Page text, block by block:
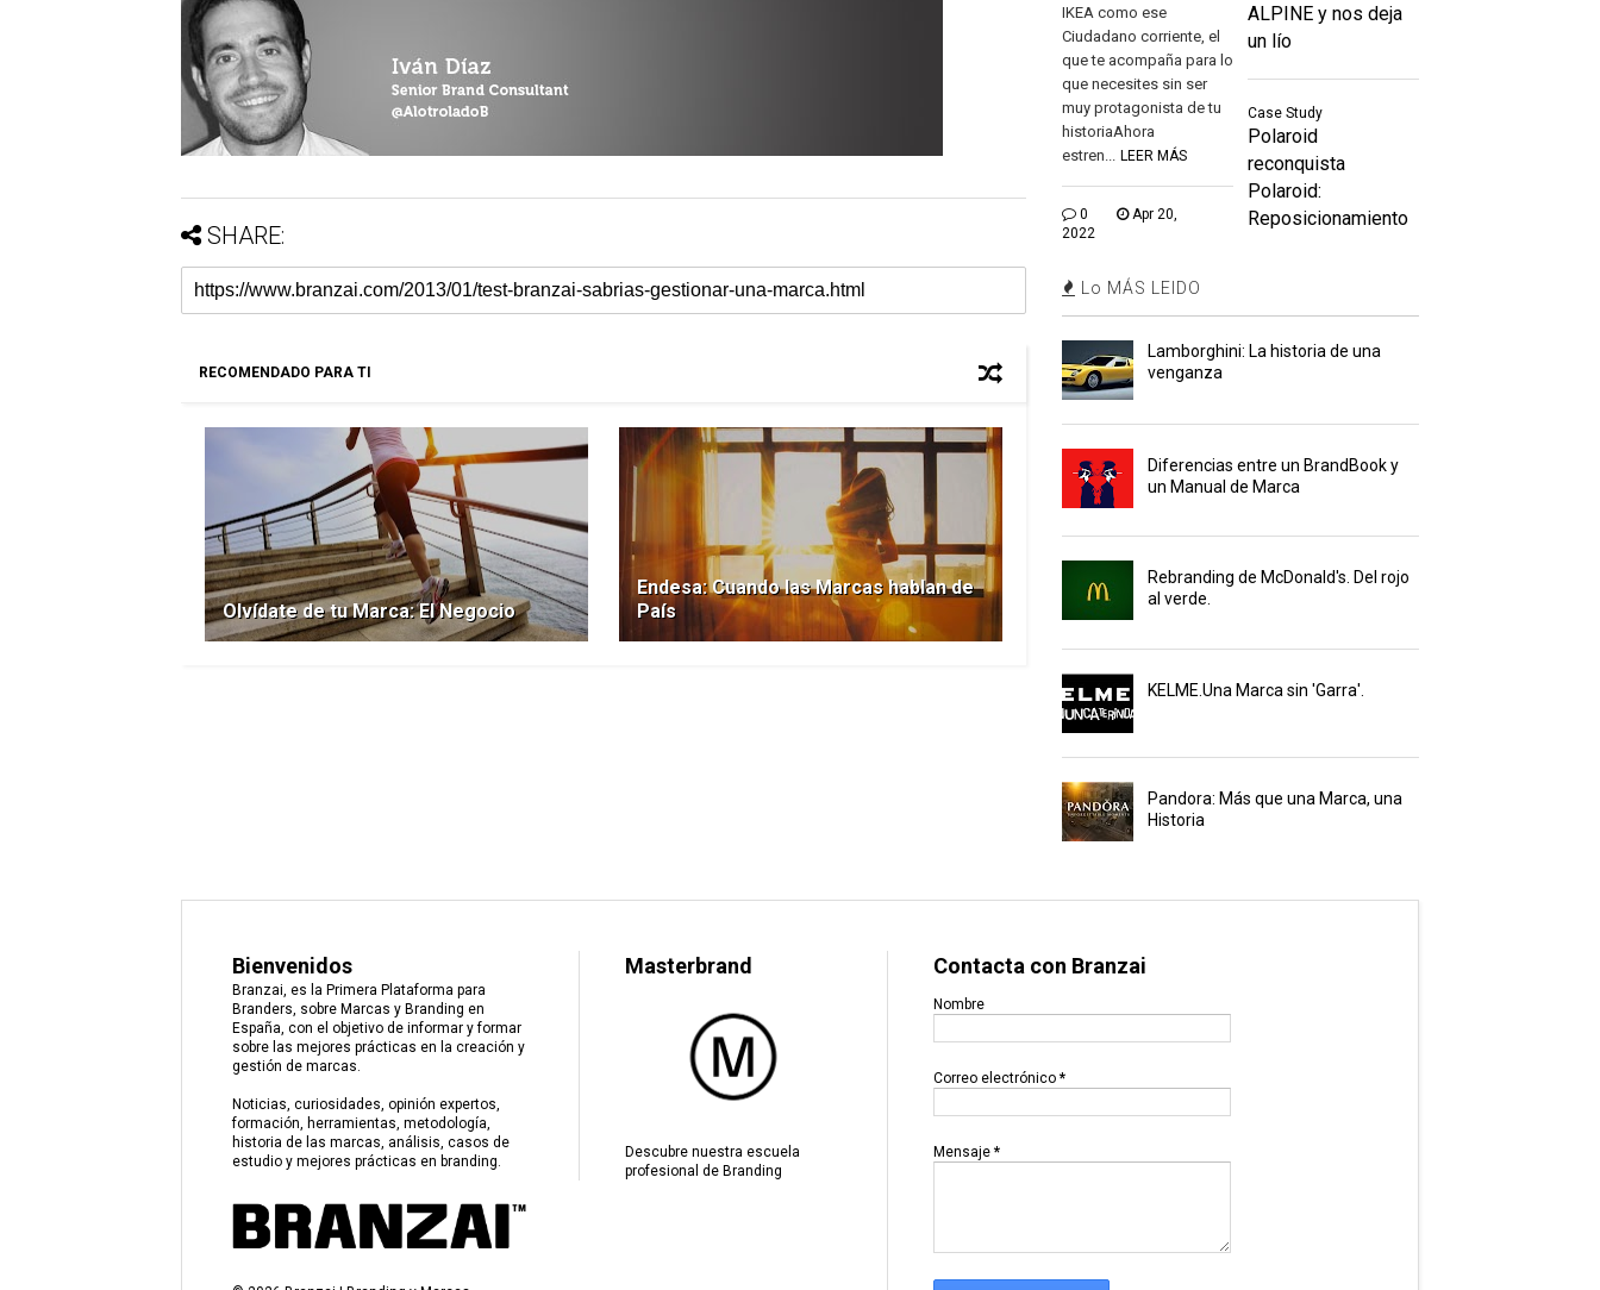
SHARE:
RECOMENDADO PARA TI
Olvídate de tu Marca: El Negocio
Endesa: Cuando las Marcas hablan de
País
IKEA como ese
Ciudadano corriente, el
que te acompaña para lo
que necesites sin ser
muy protagonista de tu
historiaAhora
estren...
LEER MÁS
0
Apr 20,
2022
ALPINE y nos deja
un lío
Case Study
Polaroid
reconquista
Polaroid:
Reposicionamiento
Lo MÁS LEIDO
Lamborghini: La historia de una
venganza
Diferencias entre un BrandBook y
un Manual de Marca
Rebranding de McDonald's. Del rojo
al verde.
KELME.Una Marca sin 'Garra'.
Pandora: Más que una Marca, una
Historia
Bienvenidos
Branzai, es la Primera Plataforma para
Branders, sobre Marcas y Branding en
España, con el objetivo de informar y formar
sobre las mejores prácticas en la creación y
gestión de marcas.
Noticias, curiosidades, opinión expertos,
formación, herramientas, metodología,
historia de las marcas, análisis, casos de
estudio y mejores prácticas en branding.
Masterbrand
Descubre nuestra escuela
profesional de Branding
Contacta con Branzai
Nombre
Correo electrónico *
Mensaje *